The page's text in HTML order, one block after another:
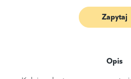
Zapytaj
Opis